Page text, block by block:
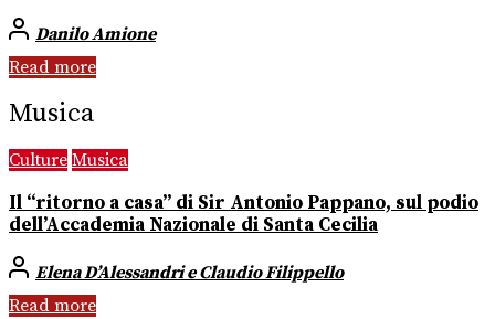
Danilo Amione
Read more
Musica
Culture Musica
Il “ritorno a casa” di Sir Antonio Pappano, sul podio
dell’Accademia Nazionale di Santa Cecilia
Elena D’Alessandri e Claudio Filippello
Read more